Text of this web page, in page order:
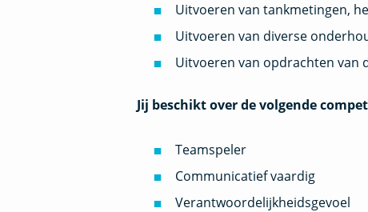
Uitvoeren van tankmetingen,
Uitvoeren van diverse
Uitvoeren van opdrachten van
Jij beschikt over de volgende
Teamspeler
Communicatief vaardig
Verantwoordelijkheidsgevoel